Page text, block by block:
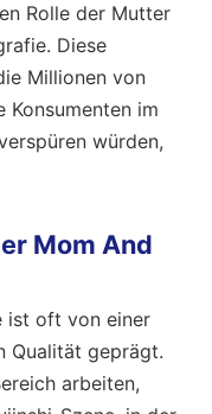
Rolle der Mutter
Diese
Millionen von
im
würden,
Mom And
ist oft von einer
Qualität geprägt.
arbeiten,